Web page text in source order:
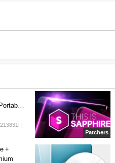
|
Patchers
+